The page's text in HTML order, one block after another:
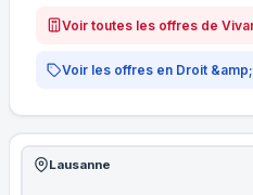
Voir toutes les offres de
Voir les offres en Droit
Lausanne